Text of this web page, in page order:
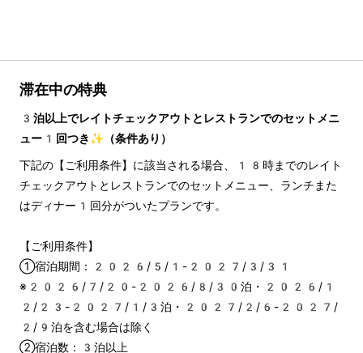
滞在中の特典
3泊以上でレイトチェックアウトとレストランでのセットメニ
ュー1回つき✨（条件あり）
下記の【ご利用条件】に該当される場合、18時までのレイト
チェックアウトとレストランでのセットメニュー、ランチまた
はディナー1回分がついたプランです。
【ご利用条件】
①宿泊期間：2026/5/1-2027/3/31
※2026/7/20-2026/8/30泊・2026/1
2/23-2027/1/3泊・2027/2/6-2027/
2/9泊を含む場合は除く
②宿泊数：3泊以上